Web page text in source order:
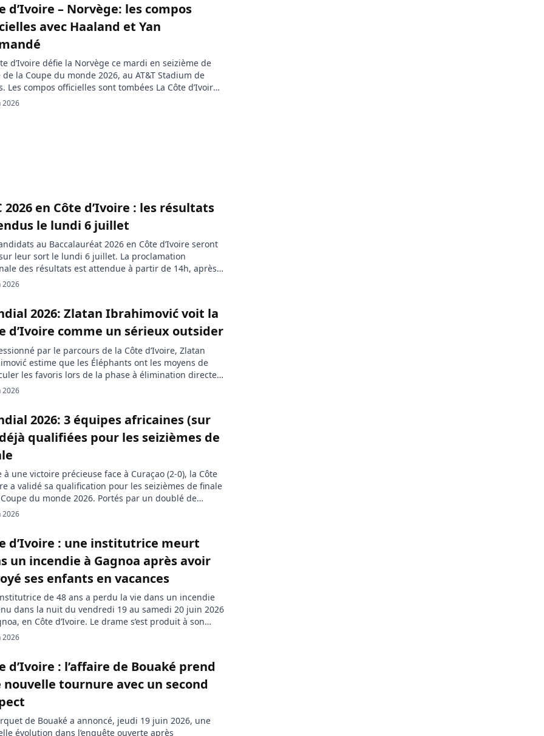
[…]
d’Ivoire – Norvège: les compos
avec Haaland et Yan
d’Ivoire défie la Norvège ce mardi en seizième de
la Coupe du monde 2026, au AT&T Stadium de
Les compos officielles sont tombées La Côte d’Ivoire
Norvège, ce mardi au AT&T Stadium de Dallas, dans
2026
2026 en Côte d’Ivoire : les résultats
le lundi 6 juillet
au Baccalauréat 2026 en Côte d’Ivoire seront
leur sort le lundi 6 juillet. La proclamation
des résultats est attendue à partir de 14h, après
qui a mobilisé plus de 329 000 candidats sur
2026
2026: Zlatan Ibrahimović voit la
d’Ivoire comme un sérieux outsider
par le parcours de la Côte d’Ivoire, Zlatan
estime que les Éléphants ont les moyens de
les favoris lors de la phase à élimination directe
du monde 2026. L’ancien international suédois
la sélection ivoirienne comme l’une des équipes à
[…]
2026
2026: 3 équipes africaines (sur
qualifiées pour les seizièmes de
à une victoire précieuse face à Curaçao (2-0), la Côte
a validé sa qualification pour les seizièmes de finale
du monde 2026. Portés par un doublé de
Pépé, les Éléphants terminent deuxièmes de leur
et rejoignent notamment le Maroc et l’Afrique du
2026
d’Ivoire : une institutrice meurt
un incendie à Gagnoa après avoir
ses enfants en vacances
de 48 ans a perdu la vie dans un incendie
dans la nuit du vendredi 19 au samedi 20 juin 2026
en Côte d’Ivoire. Le drame s’est produit à son
situé au quartier Barouhio. Selon les informations
par la presse ivoirienne, la victime avait envoyé
2026
d’Ivoire : l’affaire de Bouaké prend
nouvelle tournure avec un second
de Bouaké a annoncé, jeudi 19 juin 2026, une
évolution dans l’enquête ouverte après